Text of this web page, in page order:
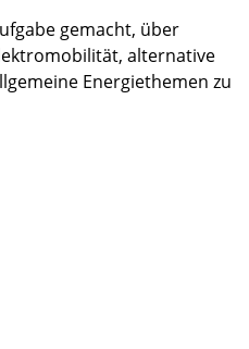
gemacht, über
alternative
Energiethemen zu